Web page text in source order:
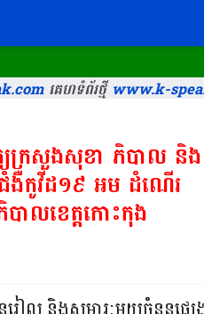
គេហទំព័រថ្មីwww.k-
យក្រសួងសុខា ភិបាល និង
ជំងឺកូវីដ១៩ អម ដំណើរ
លខេត្តកោះកុង
ៀល និងសម្ភារៈមួយចំនួនផ្សេ